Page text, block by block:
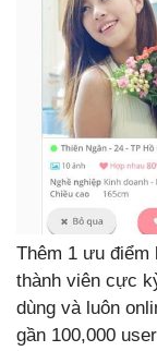
Thêm 1 ưu
thành viên cực
dùng và luôn
gần 100,000